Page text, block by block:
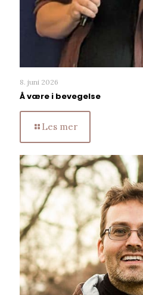
8. juni 2026
Å være i bevegelse
Les mer